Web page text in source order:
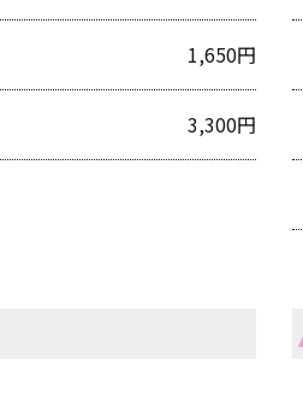
1,650円
3,300円